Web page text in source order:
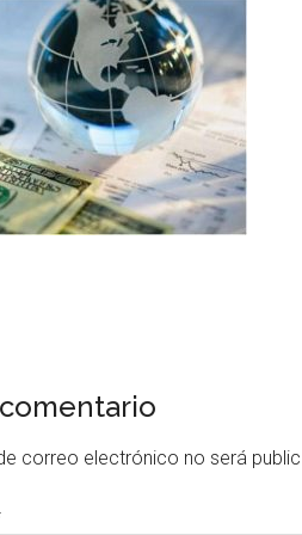
correo electrónico no será